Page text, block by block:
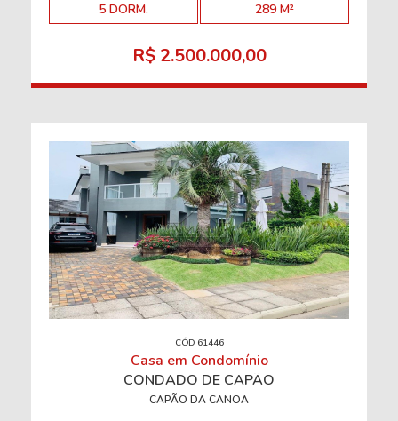
5 DORM. 289 M²
R$ 2.500.000,00
CÓD 61446
Casa em Condomínio
CONDADO DE CAPÃO
CAPÃO DA CANOA